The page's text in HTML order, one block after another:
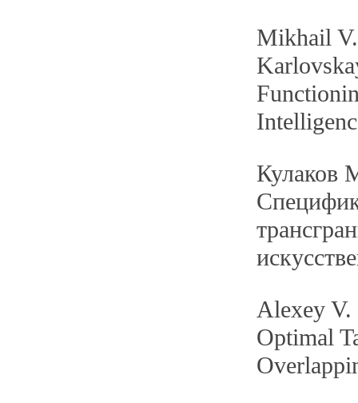
Mikhail
Кулаков
Alexey V.
Optimal